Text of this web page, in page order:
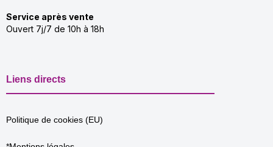
Service après vente
Ouvert 7j/7 de 10h à 18h
Liens directs
Politique de cookies (EU)